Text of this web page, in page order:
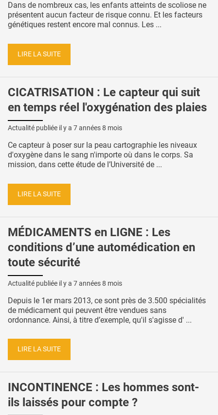
Dans de nombreux cas, les enfants atteints de scoliose ne
présentent aucun facteur de risque connu. Et les facteurs
génétiques restent encore mal connus. Les ...
LIRE LA SUITE
CICATRISATION : Le capteur qui suit
en temps réel l'oxygénation des plaies
Actualité publiée il y a 7 années 8 mois
Ce capteur à poser sur la peau cartographie les niveaux
d'oxygène dans le sang n'importe où dans le corps. Sa
mission, dans cette étude de l’Université de ...
LIRE LA SUITE
MÉDICAMENTS en LIGNE : Les
conditions d’une automédication en
toute sécurité
Actualité publiée il y a 7 années 8 mois
Depuis le 1er mars 2013, ce sont près de 3.500 spécialités
de médicament qui peuvent être vendues sans
ordonnance. Ainsi, à titre d’exemple, qu'il s'agisse d' ...
LIRE LA SUITE
INCONTINENCE : Les hommes sont-
ils laissés pour compte ?